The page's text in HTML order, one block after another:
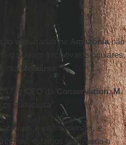
registradas na Amazônianão
que eram iniciativas singulares,
dizMedeiros
o Conservation,M.
audaciosa".
e internacionais, e
estamos realizando o